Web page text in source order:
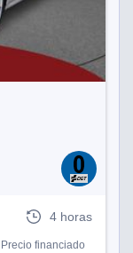
4 horas
Precio financiado